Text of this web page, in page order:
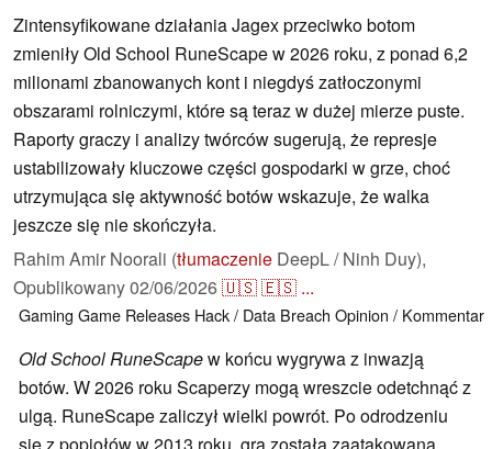
Zintensyfikowane działania Jagex przeciwko botom
zmieniły Old School RuneScape w 2026 roku, z ponad 6,2
milionami zbanowanych kont i niegdyś zatłoczonymi
obszarami rolniczymi, które są teraz w dużej mierze puste.
Raporty graczy i analizy twórców sugerują, że represje
ustabilizowały kluczowe części gospodarki w grze, choć
utrzymująca się aktywność botów wskazuje, że walka
jeszcze się nie skończyła.
Rahim Amir Noorali (tłumaczenie DeepL / Ninh Duy),
Opublikowany02/06/2026🇺🇸🇪🇸 ...
Gaming Game Releases Hack / Data Breach Opinion / Kommentar
Old School RuneScapew końcu wygrywa z inwazją
botów. W 2026 roku Scaperzy mogą wreszcie odetchnąć z
ulgą. RuneScape zaliczył wielki powrót. Po odrodzeniu